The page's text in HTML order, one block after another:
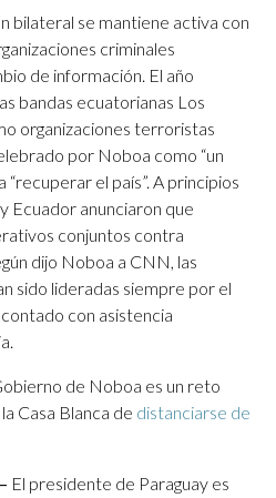
bilateral se mantiene activa con
criminales
de información. El año
bandas ecuatorianas Los
organizaciones terroristas
por Noboa como “un
“recuperar el país”. A principios
Ecuador anunciaron que
conjuntos contra
dijo Noboa a CNN, las
sido lideradas siempre por el
con asistencia
de Noboa es un reto
Casa Blanca de distanciarse de
El presidente de Paraguay es